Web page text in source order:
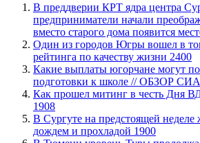
​В преддверии КРТ ядра центра
предприниматели начали
вместо старого дома появится
Один из городов Югры вошел в
рейтинга по качеству жизни 2400
Какие выплаты югорчане могут
подготовки к школе // ОБЗОР
Как прошел митинг в честь Дня
1908
В Сургуте на предстоящей неделе
дождем и прохладой 1900